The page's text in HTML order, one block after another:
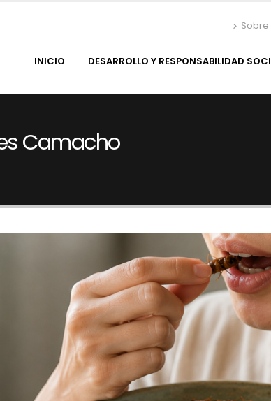
Sobre
INICIO DESARROLLO Y RESPONSABILIDAD
Camacho